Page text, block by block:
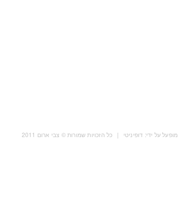
מופעל על ידי: דופיניטי | כל הזכויות שמורות © צבי ארום 2011